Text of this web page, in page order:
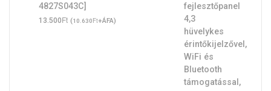
4827S043C]
13.500Ft (10.630Ft+ÁFA)